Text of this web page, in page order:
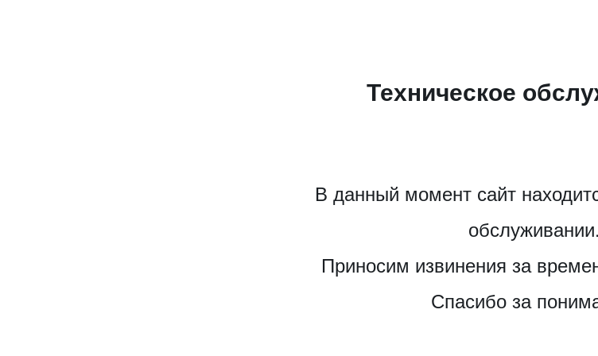
Техническое
В данный момент сайт
обслуживании.
Приносим извинения за
Спасибо за